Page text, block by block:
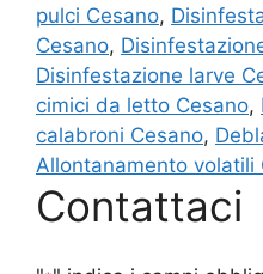
pulci Cesano,
Cesano,
Disinfestazione larve
cimici da letto Cesano,
calabroni Cesano,
Allontanamento volatili
Contattaci